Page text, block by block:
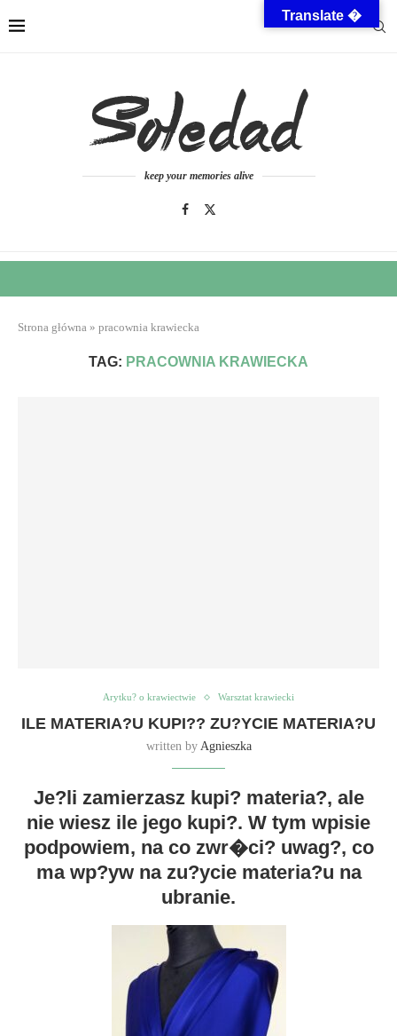
keep your memories alive
Strona główna » pracownia krawiecka
TAG: PRACOWNIA KRAWIECKA
Arytku? o krawiectwie Warsztat krawiecki
ILE MATERIA?U KUPI?? ZU?YCIE MATERIA?U
written by Agnieszka
Je?li zamierzasz kupi? materia?, ale
nie wiesz ile jego kupi?. W tym wpisie
podpowiem, na co zwr�ci? uwag?, co
ma wp?yw na zu?ycie materia?u na
ubranie.
Translate �